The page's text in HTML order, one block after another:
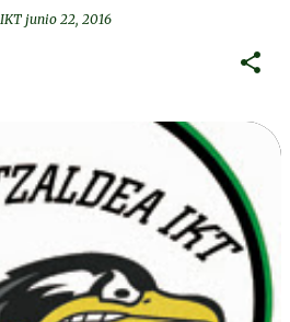
junio 22, 2016